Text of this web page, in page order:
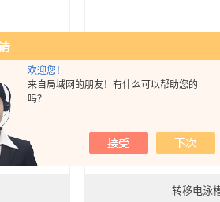
欢迎您！
来自局域网的朋友！有什么可以帮助您的
吗？
转移电泳